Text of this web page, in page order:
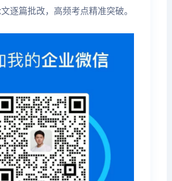
逐篇批改，高频考点精准突破。